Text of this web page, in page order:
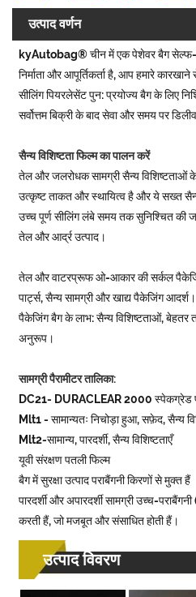
उत्पाद वर्णन
kyAutobag® चीन में एक पेशेवर बैग सेल्फ-
निर्माता और आपूर्तिकर्ता है, आप हमारे
सीलिंग पियरलेसेंट पुन: प्रयोज्य बैग के लिए
सर्वोत्तम बिक्री के बाद सेवा और समय पर
सैन्य विशिष्टता फिल्म का पालन करें
तेल और जलरोधक सामग्री सैन्य विशिष्टताओं
उत्कृष्ट ताकत और स्थायित्व है और ये सख्त
उच्च पूर्ण सीलिंग लंबे समय तक सुनिश्चित की
तेल और आर्द्र उत्पाद।
तेल और वाटरप्रूफ ओ-आकार की सर्कल
पार्ट्स, सैन्य सामग्री और खाद्य पैकेजिंग आदर्श।
पैकेजिंग बैग के लाभ: सैन्य विशिष्टताओं, बेहतर
अनुरूप।
सामग्री पैरामीटर तालिका:
DC21- DURACLEAR 2000 स्पेकग्रेड
Mlt1 - सामान्यतः निचोड़ा हुआ, सफ़ेद, सैन्य
Mlt2-सामान्य, पारदर्शी, सैन्य विशिष्टताएँ
यूवी संरक्षण पतली फिल्म
बैग में सुरक्षा उत्पाद पराबैंगनी किरणों से मुक्त हैं
पारदर्शी और अपारदर्शी सामग्री उच्च-
करती हैं, जो मजबूत और संसाधित होती हैं।
उत्पाद विवरण